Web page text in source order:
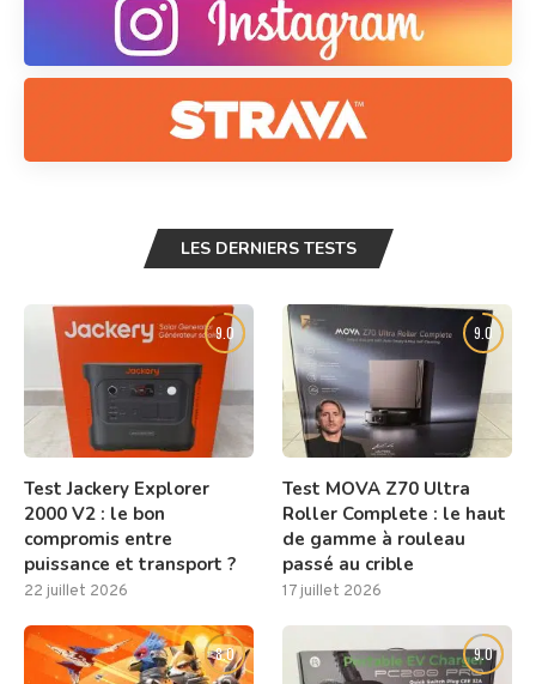
LES DERNIERS TESTS
9.0
Test Jackery Explorer
2000 V2 : le bon
compromis entre
puissance et transport ?
22 juillet 2026
9.0
Test MOVA Z70 Ultra
Roller Complete : le haut
de gamme à rouleau
passé au crible
17 juillet 2026
8.0 9.0